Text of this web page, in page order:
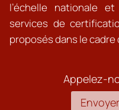
l’échelle nationale
services de
proposés dans le cadre
Appelez-